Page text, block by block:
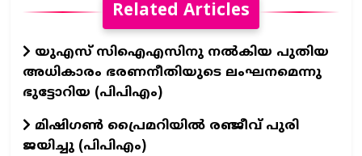
Related Articles
യുഎസ് സിഐഎസിനു നൽകിയ പുതിയ
അധികാരം ഭരണനീതിയുടെ ലംഘനമെന്നു
ഭുട്ടോറിയ (പിപിഎം)
മിഷിഗൺ പ്രൈമറിയിൽ രഞ്ജീവ്‌ പുരി
ജയിച്ചു (പിപിഎം)